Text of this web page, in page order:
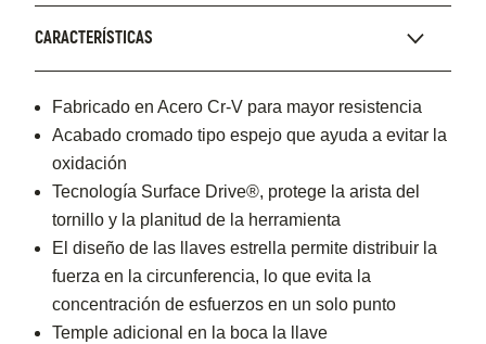
CARACTERÍSTICAS
Fabricado en Acero Cr-V para mayor resistencia
Acabado cromado tipo espejo que ayuda a evitar la
oxidación
Tecnología Surface Drive®, protege la arista del
tornillo y la planitud de la herramienta
El diseño de las llaves estrella permite distribuir la
fuerza en la circunferencia, lo que evita la
concentración de esfuerzos en un solo punto
Temple adicional en la boca la llave